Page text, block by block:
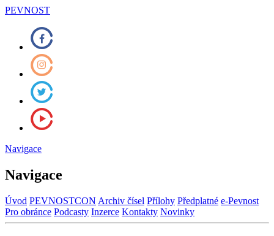
PEVNOST
Navigace
Navigace
Úvod PEVNOSTCON Archiv čísel Přílohy Předplatné e-Pevnost
Pro obránce Podcasty Inzerce Kontakty Novinky